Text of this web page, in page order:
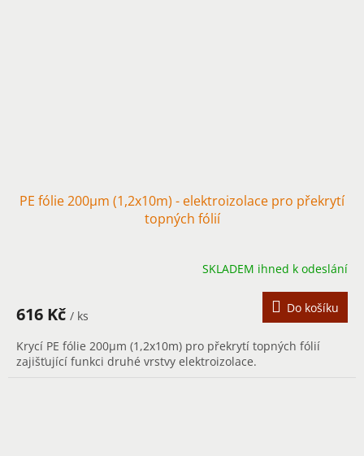
PE fólie 200µm (1,2x10m) - elektroizolace pro překrytí
topných fólií
SKLADEM ihned k odeslání
616 Kč / ks
Do košíku
Krycí PE fólie 200µm (1,2x10m) pro překrytí topných fólií
zajišťující funkci druhé vrstvy elektroizolace.